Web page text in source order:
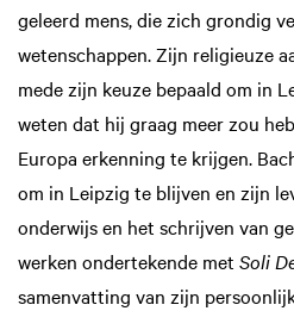
geleerd mens, die zich grondig
wetenschappen. Zijn religieuze
mede zijn keuze bepaald om in
weten dat hij graag meer zou
Europa erkenning te krijgen.
om in Leipzig te blijven en zijn
onderwijs en het schrijven van
werken ondertekende met Soli
samenvatting van zijn